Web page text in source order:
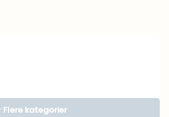
Flere kategorier